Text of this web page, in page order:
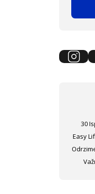
30
Easy